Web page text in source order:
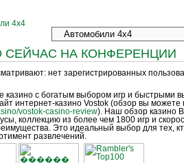
4х4
СЕЙЧАС НА КОНФЕРЕНЦИИ
нет зарегистрированных
казино с богатым выбором игр и быстрыми
интернет-казино Vostok (обзор вы можете
vostok-casino-review). Наш обзор казино
коллекцию из более чем 1800 игр и
Это идеальный выбор для тех,
развлечений.